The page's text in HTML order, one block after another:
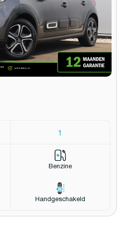
1
Benzine
Handgeschakeld